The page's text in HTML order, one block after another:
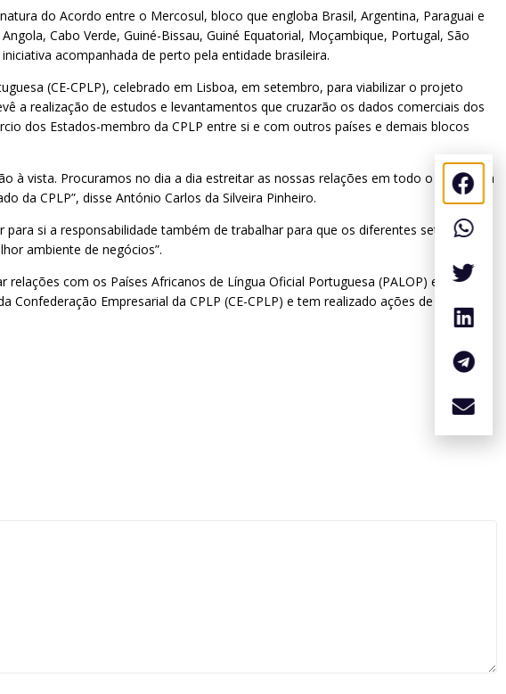
do Acordo entre o Mercosul, bloco que engloba Brasil, Argentina, Paraguai e
Cabo Verde, Guiné-Bissau, Guiné Equatorial, Moçambique, Portugal, São
acompanhada de perto pela entidade brasileira.
(CE-CPLP), celebrado em Lisboa, em setembro, para viabilizar o projeto
a realização de estudos e levantamentos que cruzarão os dados comerciais dos
dos Estados-membro da CPLP entre si e com outros países e demais blocos
à vista. Procuramos no dia a dia estreitar as nossas relações em todo o mundo. Já
da CPLP”, disse António Carlos da Silveira Pinheiro.
si a responsabilidade também de trabalhar para que os diferentes setores
ambiente de negócios”.
com os Países Africanos de Língua Oficial Portuguesa (PALOP) e com a
Empresarial da CPLP (CE-CPLP) e tem realizado ações de